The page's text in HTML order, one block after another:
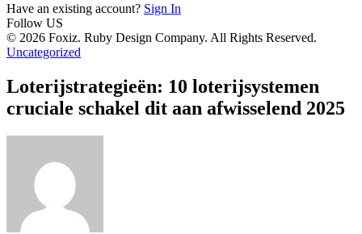
Have an existing account? Sign In
Follow US
© 2026 Foxiz. Ruby Design Company. All Rights Reserved.
Uncategorized
Loterijstrategieën: 10 loterijsystemen
cruciale schakel dit aan afwisselend 2025